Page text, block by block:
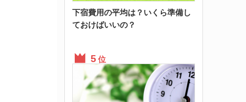
下宿費用の平均は？いくら準備し
ておけばいいの？
位